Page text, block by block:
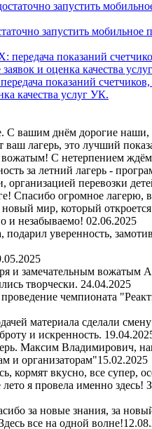
запустить
показаний
качества услуг УК.
вашим днём дорогие наши,
лагерь, это лучший
С нетерпением
за летний лагерь -
перевозки
Спасибо огромное
мир, который
и незабываемо! 02.06.2025
уверенность,
и замечательным
творчески. 24.04.2025
чемпионата
материала сделали
и искренность.
Максим Владимирович,
и организаторам"15.02.2025
кормят вкусно, все супер,
я провела именно
за новые знания, за
все на одной волне!